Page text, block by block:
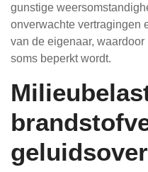
gunstige
onverwachte vertragingen
van de eigenaar,
soms beperkt wordt.